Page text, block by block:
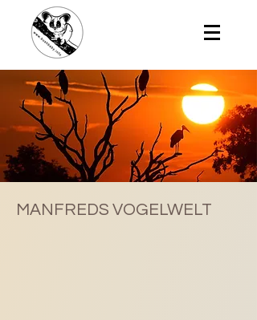
MANFREDS VOGELWELT